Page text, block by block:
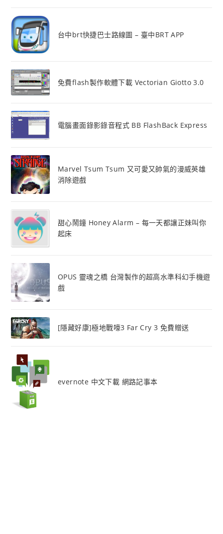
台中brt快捷巴士路線圖 – 臺中BRT APP
免費flash製作軟體下載 Vectorian Giotto 3.0
電腦畫面錄影錄音程式 BB FlashBack Express
Marvel Tsum Tsum 又可愛又帥氣的漫威英雄
消除遊戲
甜心鬧鐘 Honey Alarm – 每一天都讓正妹叫你
起床
OPUS 靈魂之橋 台灣製作的超高水準科幻手機遊
戲
[隱藏好康]極地戰嚎3 Far Cry 3 免費贈送
evernote 中文下載 網路記事本